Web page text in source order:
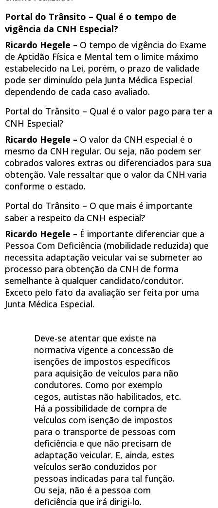
Portal do Trânsito – Qual é o tempo de
vigência da CNH Especial?
Ricardo Hegele – O tempo de vigência do Exame
de Aptidão Física e Mental tem o limite máximo
estabelecido na Lei, porém, o prazo de validade
pode ser diminuído pela Junta Médica Especial
dependendo de cada caso avaliado.
Portal do Trânsito – Qual é o valor pago para ter a
CNH Especial?
Ricardo Hegele – O valor da CNH especial é o
mesmo da CNH regular. Ou seja, não podem ser
cobrados valores extras ou diferenciados para sua
obtenção. Vale ressaltar que o valor da CNH varia
conforme o estado.
Portal do Trânsito – O que mais é importante
saber a respeito da CNH especial?
Ricardo Hegele – É importante diferenciar que a
Pessoa Com Deficiência (mobilidade reduzida) que
necessita adaptação veicular vai se submeter ao
processo para obtenção da CNH de forma
semelhante à qualquer candidato/condutor.
Exceto pelo fato da avaliação ser feita por uma
Junta Médica Especial.
Deve-se atentar que existe na
normativa vigente a concessão de
isenções de impostos específicos
para aquisição de veículos para não
condutores. Como por exemplo
cegos, autistas não habilitados, etc.
Há a possibilidade de compra de
veículos com isenção de impostos
para o transporte de pessoas com
deficiência e que não precisam de
adaptação veicular. E, ainda, estes
veículos serão conduzidos por
pessoas indicadas para tal função.
Ou seja, não é a pessoa com
deficiência que irá dirigi-lo.